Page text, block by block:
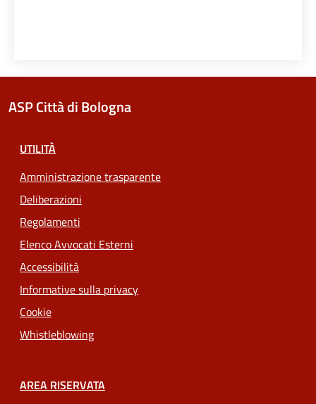
ASP Città di Bologna
UTILITÀ
Amministrazione trasparente
Deliberazioni
Regolamenti
Elenco Avvocati Esterni
Accessibilità
Informative sulla privacy
Cookie
Whistleblowing
AREA RISERVATA